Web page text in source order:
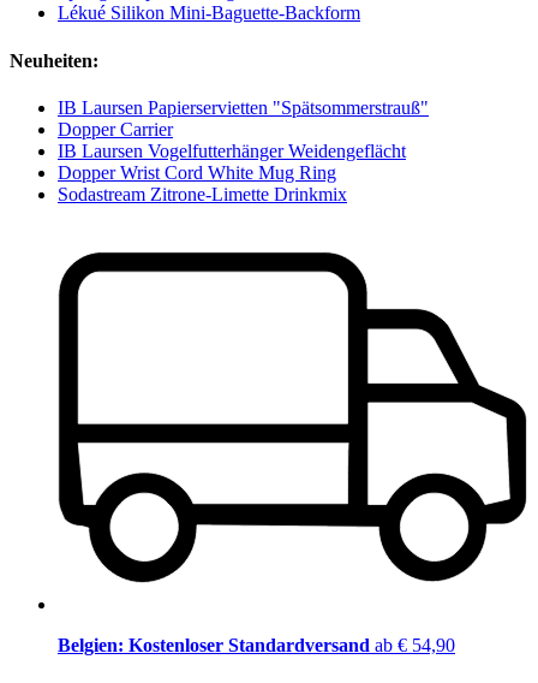
Lékué Silikon Mini-Baguette-Backform
Neuheiten:
IB Laursen Papierservietten "Spätsommerstrauß"
Dopper Carrier
IB Laursen Vogelfutterhänger Weidengeflächt
Dopper Wrist Cord White Mug Ring
Sodastream Zitrone-Limette Drinkmix
Belgien: Kostenloser Standardversand ab € 54,90